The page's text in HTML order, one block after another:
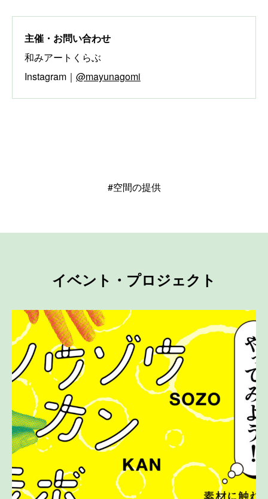
主催・お問い合わせ
和みアートくらぶ
Instagram｜ @mayunagomi
#空間の提供
イベント・プロジェクト